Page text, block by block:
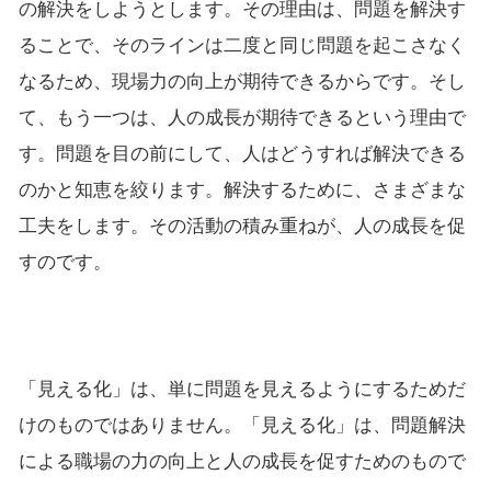
の解決をしようとします。その理由は、問題を解決す
ることで、そのラインは二度と同じ問題を起こさなく
なるため、現場力の向上が期待できるからです。そし
て、もう一つは、人の成長が期待できるという理由で
す。問題を目の前にして、人はどうすれば解決できる
のかと知恵を絞ります。解決するために、さまざまな
工夫をします。その活動の積み重ねが、人の成長を促
すのです。
「見える化」は、単に問題を見えるようにするためだ
けのものではありません。「見える化」は、問題解決
による職場の力の向上と人の成長を促すためのもので